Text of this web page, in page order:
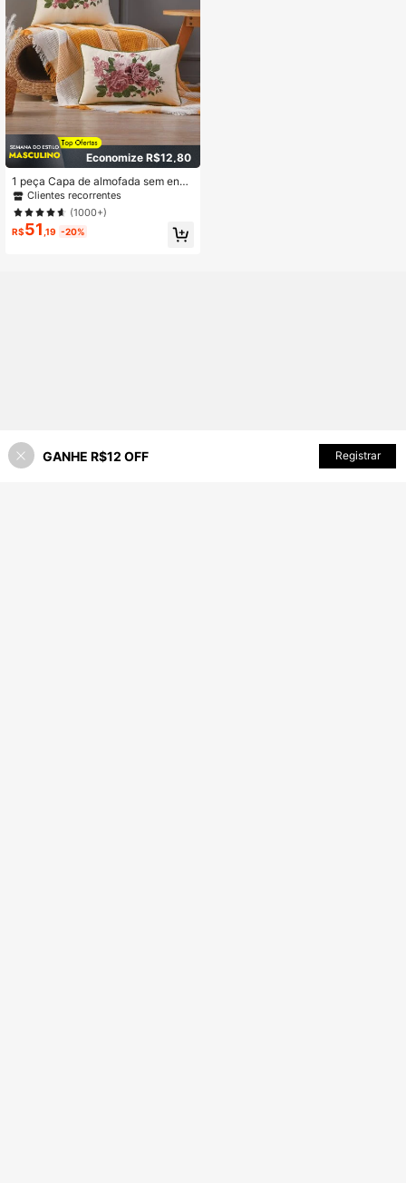
nte Simples e Macio.
Economize R$12,80
1 peça Capa de almofada sem ench
imento Bordado floral
Clientes recorrentes
(1000+)
R$51 ,19 -20%
5% OFF! ADICIONAR AO CARRINHO
GANHE R$12 OFF Registrar